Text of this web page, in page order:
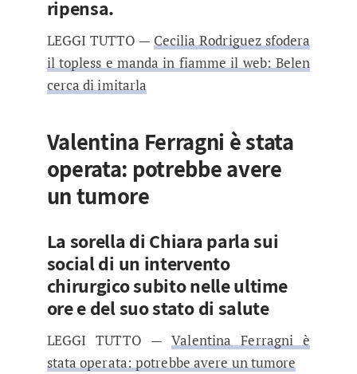
ripensa.
LEGGI TUTTO — Cecilia Rodriguez sfodera
il topless e manda in fiamme il web: Belen
cerca di imitarla
Valentina Ferragni è stata
operata: potrebbe avere
un tumore
La sorella di Chiara parla sui
social di un intervento
chirurgico subito nelle ultime
ore e del suo stato di salute
LEGGI TUTTO —Valentina Ferragni è
stata operata: potrebbe avere un tumore